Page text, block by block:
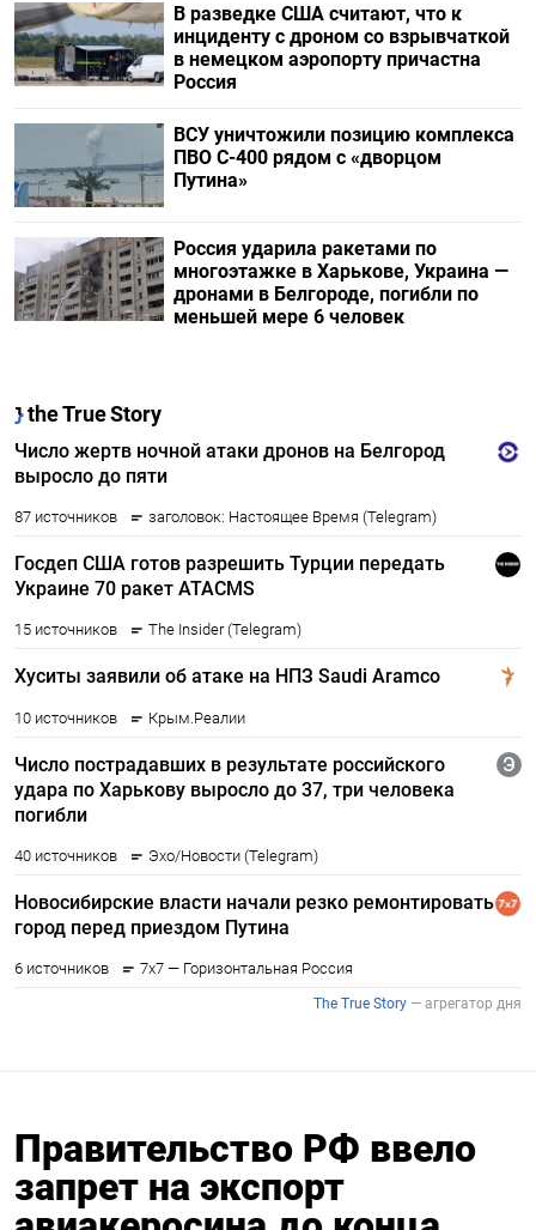
В разведке США считают, что к
инциденту с дроном со взрывчаткой
в немецком аэропорту причастна
Россия
ВСУ уничтожили позицию комплекса
ПВО С-400 рядом с «дворцом
Путина»
Россия ударила ракетами по
многоэтажке в Харькове, Украина —
дронами в Белгороде, погибли по
меньшей мере 6 человек
Правительство РФ ввело
запрет на экспорт